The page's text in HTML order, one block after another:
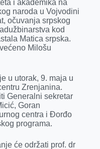
i akademika na
naroda u Vojvodini
očuvanja srpskog
kod
Matica srpska.
Milošu
u utorak, 9. maja u
Zrenjanina.
Generalni sekretar
Goran
centra i Đorđo
programa.
će održati prof. dr